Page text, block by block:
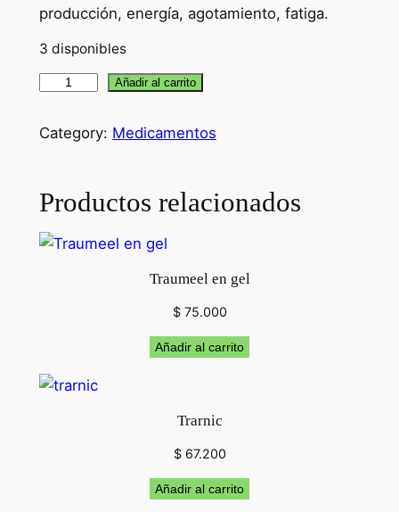
producción, energía, agotamiento, fatiga.
3 disponibles
v
c
m
d
Añadir al carrito
Category: Medicamentos
Productos relacionados
Traumeel en gel
$75.000
Añadir al carrito
Trarnic
$67.200
Añadir al carrito